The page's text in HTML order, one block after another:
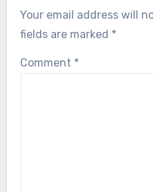
Your email address will
fields are marked *
Comment *